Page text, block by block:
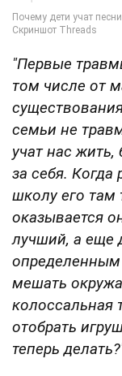
"Первые
том числе от
семьи не
учат нас жить,
за себя. Когда
школу его
оказывается
лучший, а еще
определенным
мешать
колоссальная
отобрать
теперь